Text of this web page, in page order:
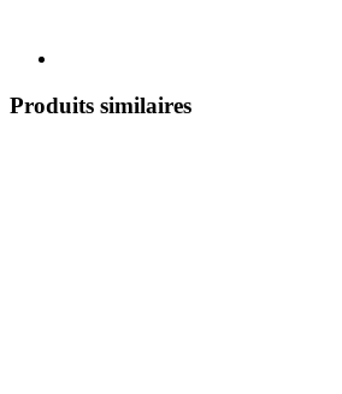
Produits similaires